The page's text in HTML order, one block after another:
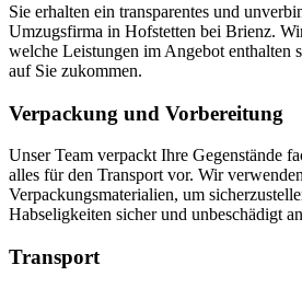
Sie erhalten ein transparentes und
Umzugsfirma in Hofstetten bei Brienz.
welche Leistungen im Angebot enthalten
auf Sie zukommen.
Verpackung und Vorbereitung
Unser Team verpackt Ihre Gegenstände
alles für den Transport vor. Wir
Verpackungsmaterialien, um
Habseligkeiten sicher und unbeschädigt
Transport